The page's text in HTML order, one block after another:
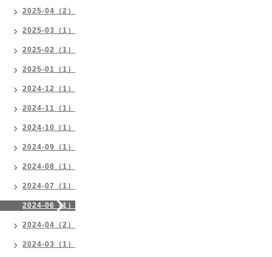
2025-04（2）
2025-03（1）
2025-02（1）
2025-01（1）
2024-12（1）
2024-11（1）
2024-10（1）
2024-09（1）
2024-08（1）
2024-07（1）
2024-06（1）
2024-04（2）
2024-03（1）